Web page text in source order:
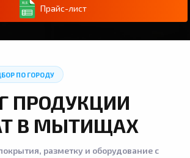
Прайс-лист
ПО ГОРОДУ
ПРОДУКЦИИ
В МЫТИЩАХ
разметку и оборудование с